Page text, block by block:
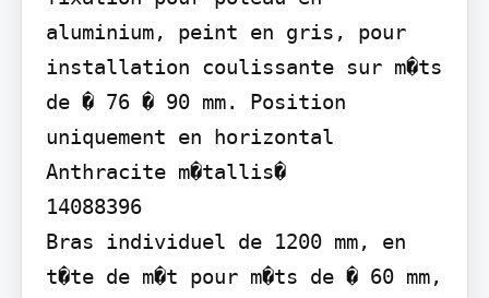
aluminium, peint en gris, pour
installation coulissante sur m�ts
de � 76 � 90 mm. Position
uniquement en horizontal
Anthracite m�tallis�
14088396
Bras individuel de 1200 mm, en
t�te de m�t pour m�ts de � 60 mm,